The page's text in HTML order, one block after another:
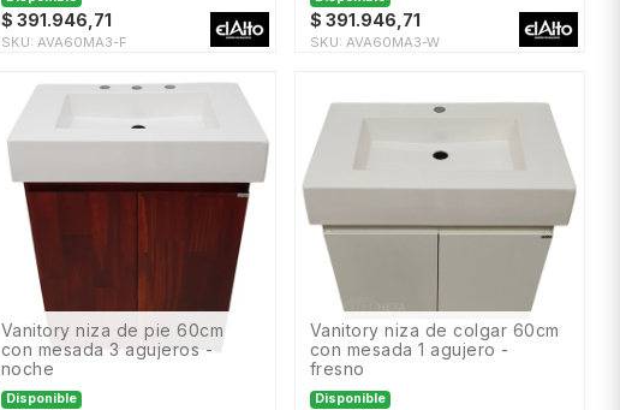
$ 391.946,71
SKU: AVA60MA3-F
$ 391.946,71
SKU: AVA60MA3-W
vanitory niza de pie 60cm
con mesada 3 agujeros -
noche
Disponible
vanitory niza de colgar 60cm
con mesada 1 agujero -
fresno
Disponible